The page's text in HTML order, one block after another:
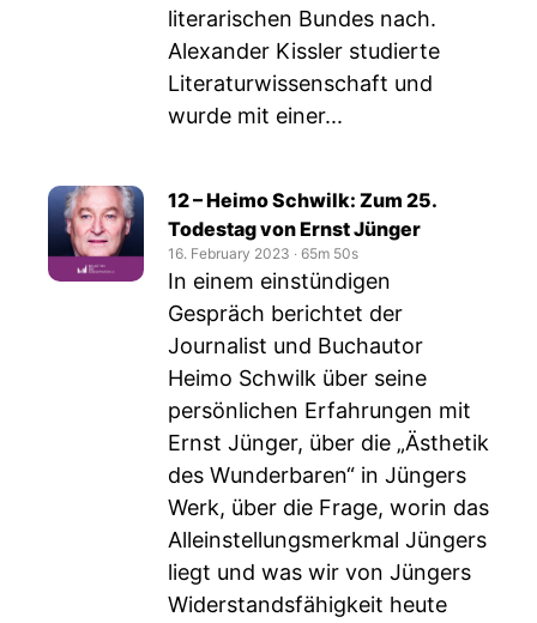
literarischen Bundes nach.
Alexander Kissler studierte
Literaturwissenschaft und
wurde mit einer...
12 – Heimo Schwilk: Zum 25.
Todestag von Ernst Jünger
16. February 2023 ‧ 65m 50s
In einem einstündigen
Gespräch berichtet der
Journalist und Buchautor
Heimo Schwilk über seine
persönlichen Erfahrungen mit
Ernst Jünger, über die „Ästhetik
des Wunderbaren“ in Jüngers
Werk, über die Frage, worin das
Alleinstellungsmerkmal Jüngers
liegt und was wir von Jüngers
Widerstandsfähigkeit heute